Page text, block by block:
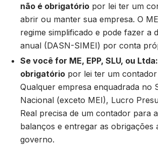
não é obrigatório por lei ter um
abrir ou manter sua empresa. O
regime simplificado e pode fazer a
anual (DASN-SIMEI) por conta
Se você for ME, EPP, SLU, ou Ltda:
obrigatório por lei ter um
Qualquer empresa enquadrada no
Nacional (exceto MEI), Lucro
Real precisa de um contador para
balanços e entregar as obrigações
governo.